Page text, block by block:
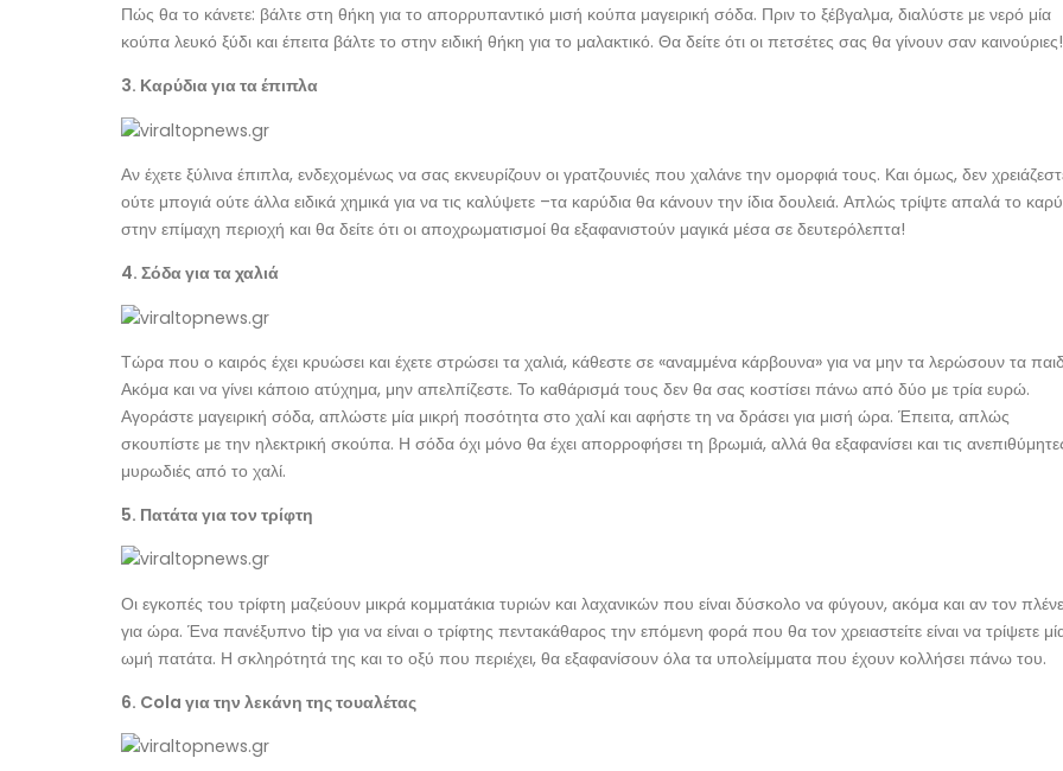
Πώς θα το κάνετε: βάλτε στη θήκη για το απορρυπαντικό μισή κούπα μαγειρική σόδα. Πριν το ξέβγαλμα, διαλύστε με νερό μία
κούπα λευκό ξύδι και έπειτα βάλτε το στην ειδική θήκη για το μαλακτικό. Θα δείτε ότι οι πετσέτες σας θα γίνουν σαν καινούριες!
3. Καρύδια για τα έπιπλα
Αν έχετε ξύλινα έπιπλα, ενδεχομένως να σας εκνευρίζουν οι γρατζουνιές που χαλάνε την ομορφιά τους. Και όμως, δεν
ούτε μπογιά ούτε άλλα ειδικά χημικά για να τις καλύψετε –τα καρύδια θα κάνουν την ίδια δουλειά. Απλώς τρίψτε απαλά το
στην επίμαχη περιοχή και θα δείτε ότι οι αποχρωματισμοί θα εξαφανιστούν μαγικά μέσα σε δευτερόλεπτα!
4. Σόδα για τα χαλιά
Τώρα που ο καιρός έχει κρυώσει και έχετε στρώσει τα χαλιά, κάθεστε σε «αναμμένα κάρβουνα» για να μην τα λερώσουν τα
Ακόμα και να γίνει κάποιο ατύχημα, μην απελπίζεστε. Το καθάρισμά τους δεν θα σας κοστίσει πάνω από δύο με τρία ευρώ.
Αγοράστε μαγειρική σόδα, απλώστε μία μικρή ποσότητα στο χαλί και αφήστε τη να δράσει για μισή ώρα. Έπειτα, απλώς
σκουπίστε με την ηλεκτρική σκούπα. Η σόδα όχι μόνο θα έχει απορροφήσει τη βρωμιά, αλλά θα εξαφανίσει και τις
μυρωδιές από το χαλί.
5. Πατάτα για τον τρίφτη
Οι εγκοπές του τρίφτη μαζεύουν μικρά κομματάκια τυριών και λαχανικών που είναι δύσκολο να φύγουν, ακόμα και αν τον
για ώρα. Ένα πανέξυπνο tip για να είναι ο τρίφτης πεντακάθαρος την επόμενη φορά που θα τον χρειαστείτε είναι να τρίψετε
ωμή πατάτα. Η σκληρότητά της και το οξύ που περιέχει, θα εξαφανίσουν όλα τα υπολείμματα που έχουν κολλήσει πάνω του.
6. Cola για την λεκάνη της τουαλέτας